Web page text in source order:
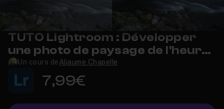
TUTO Lightroom : Développer
une photo de paysage de l'heure
bleue
Un cours de Aliaume Chapelle
7,99€